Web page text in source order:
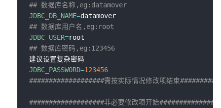
## 数据库名称,eg:datamover
JDBC_DB_NAME=
## 数据库用户名,eg:root
JDBC_USER=
## 数据库密码,eg:123456
JDBC_PASSWORD=123456
###################需按实际情况修改项结束
###################非必要修改项开始###############